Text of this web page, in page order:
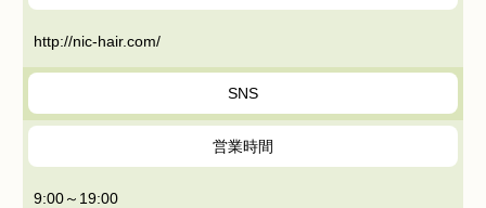
http://nic-hair.com/
SNS
営業時間
9:00～19:00